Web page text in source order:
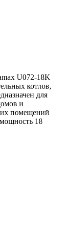
U072-18K
котлов,
для
и
помещений
18